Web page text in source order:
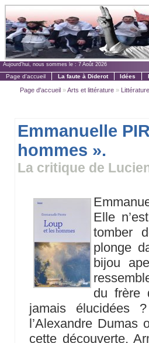
Aujourd'hui, nous sommes le : 7 Août 2026
Page d'accueil La faute à Diderot Idées
Page d'accueil »Arts et littérature » Littérature
Emmanuelle
hommes ».
La critique de
Elle
tomber
plonge
bijou
du frère
jamais élucidées
l’Alexandre
cette découverte,